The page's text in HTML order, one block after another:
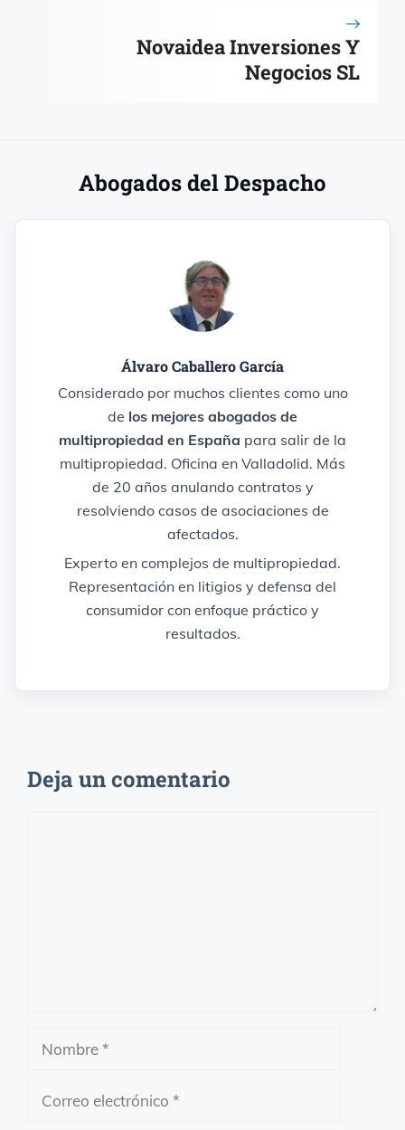
Novaidea Inversiones Y
Negocios SL
Abogados del Despacho
Álvaro Caballero García
Considerado por muchos clientes como uno
de los mejores abogados de
multipropiedad en España para salir de la
multipropiedad. Oficina en Valladolid. Más
de 20 años anulando contratos y
resolviendo casos de asociaciones de
afectados.
Experto en complejos de multipropiedad.
Representación en litigios y defensa del
consumidor con enfoque práctico y
resultados.
Deja un comentario
Nombre
Correo